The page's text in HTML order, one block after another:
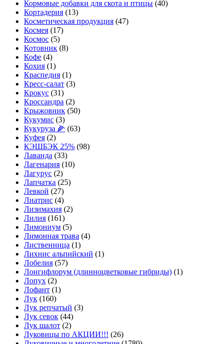
Кормовые добавки для скота и птицы (40)
Кортадерия (13)
Косметическая продукция (47)
Космея (17)
Космос (5)
Котовник (8)
Кофе (4)
Кохия (1)
Краспедия (1)
Кресс-салат (3)
Крокус (31)
Кроссандра (2)
Крыжовник (50)
Кукумис (3)
Кукуруза 🌽 (63)
Куфея (2)
КЭШБЭК 25% (98)
Лаванда (33)
Лагенария (10)
Лагурус (2)
Лапчатка (25)
Левкой (27)
Лиатрис (4)
Лизимахия (2)
Лилия (161)
Лимониум (5)
Лимонная трава (4)
Лиственница (1)
Лихнис альпийский (1)
Лобелия (57)
Лонгифлорум (длинноцветковые гибриды) (1)
Лопух (2)
Лофант (1)
Лук (160)
Лук репчатый (3)
Лук севок (44)
Лук шалот (2)
Луковицы по АКЦИИ!!! (26)